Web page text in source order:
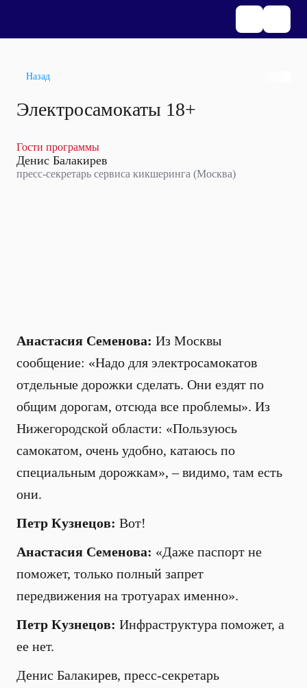
Назад
Электросамокаты 18+
Гости программы
Денис Балакирев
пресс-секретарь сервиса кикшеринга (Москва)
Анастасия Семенова: Из Москвы
сообщение: «Надо для электросамокатов
отдельные дорожки сделать. Они ездят по
общим дорогам, отсюда все проблемы». Из
Нижегородской области: «Пользуюсь
самокатом, очень удобно, катаюсь по
специальным дорожкам», – видимо, там есть
они.
Петр Кузнецов: Вот!
Анастасия Семенова: «Даже паспорт не
поможет, только полный запрет
передвижения на тротуарах именно».
Петр Кузнецов: Инфраструктура поможет, а
ее нет.
Денис Балакирев, пресс-секретарь